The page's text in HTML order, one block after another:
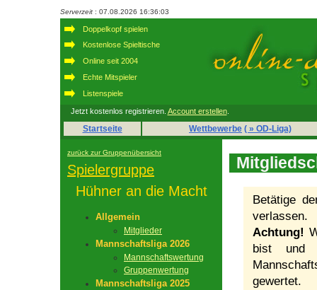
Serverzeit : 07.08.2026 16:36:03
Doppelkopf spielen
Kostenlose Spieltische
Online seit 2004
Echte Mitspieler
Listenspiele
Jetzt kostenlos registrieren. Account erstellen.
Startseite Wettbewerbe ( » OD-Liga)
zurück zur Gruppenübersicht
Spielergruppe
Hühner an die Macht
Allgemein
Mitglieder
Mannschaftsliga 2026
Mannschaftswertung
Gruppenwertung
Mannschaftsliga 2025
Betätige
verlassen.
Achtung!
bist und
gewertet.